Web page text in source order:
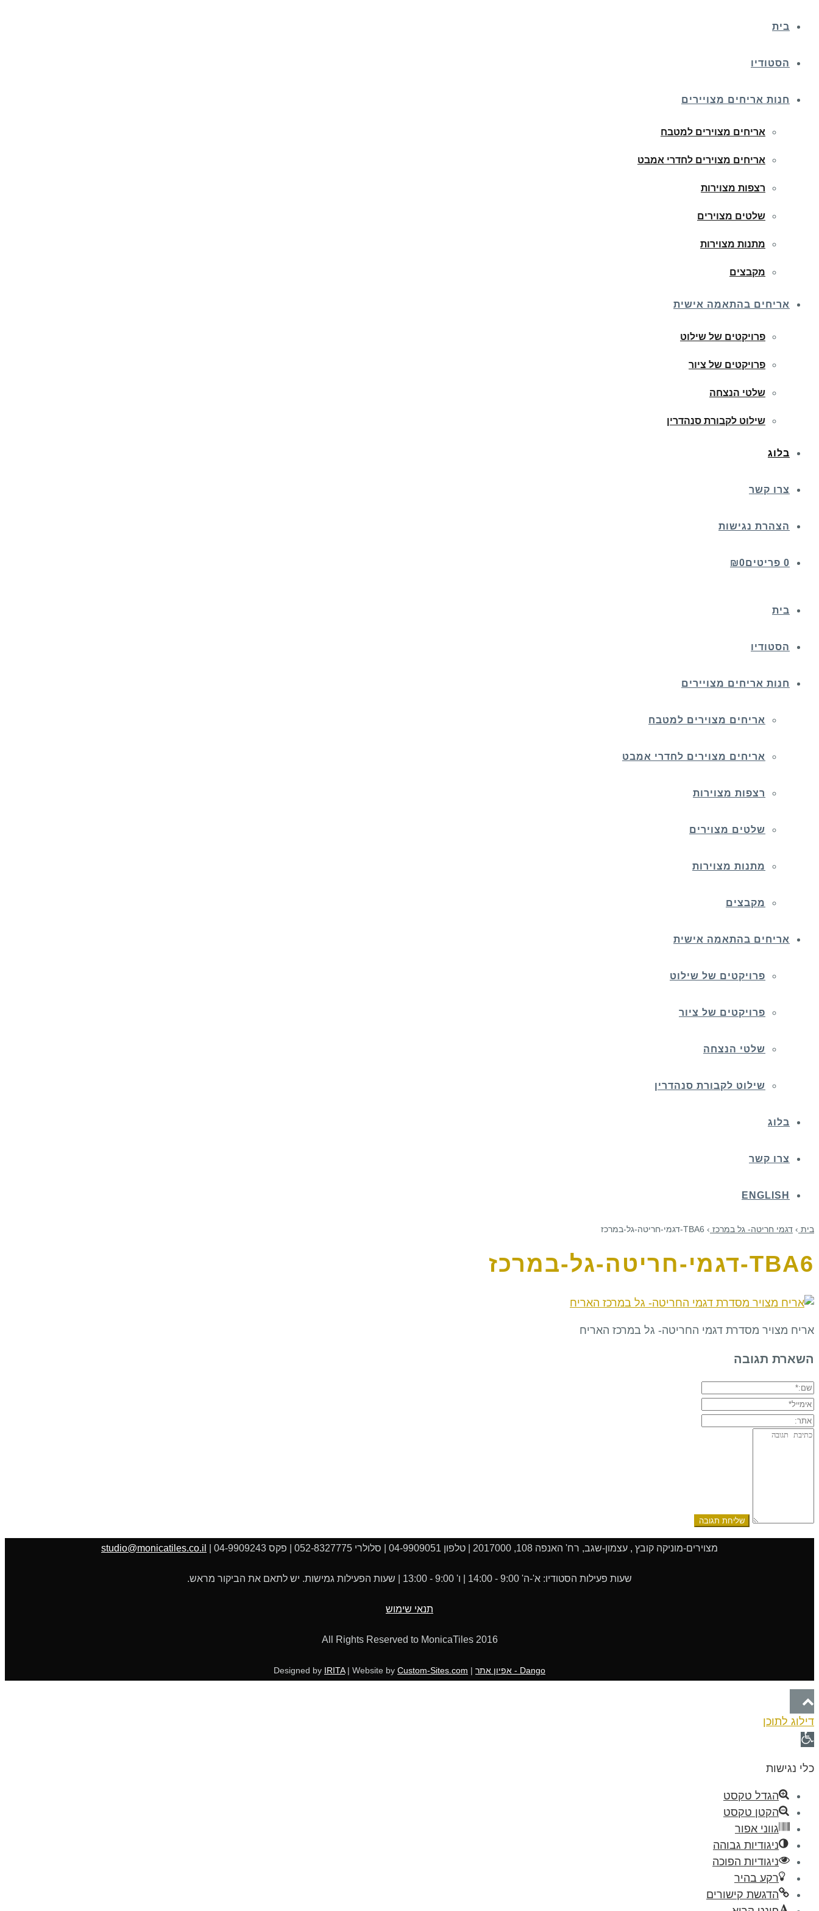
בית
הסטודיו
חנות אריחים מצויירים
אריחים מצוירים למטבח
אריחים מצוירים לחדרי אמבט
רצפות מצוירות
שלטים מצוירים
מתנות מצוירות
מקבצים
אריחים בהתאמה אישית
פרויקטים של שילוט
פרויקטים של ציור
שלטי הנצחה
שילוט לקבורת סנהדרין
בלוג
צרו קשר
הצהרת נגישות
0 פריטים ₪0
בית
הסטודיו
חנות אריחים מצויירים
אריחים מצוירים למטבח
אריחים מצוירים לחדרי אמבט
רצפות מצוירות
שלטים מצוירים
מתנות מצוירות
מקבצים
אריחים בהתאמה אישית
פרויקטים של שילוט
פרויקטים של ציור
שלטי הנצחה
שילוט לקבורת סנהדרין
בלוג
צרו קשר
ENGLISH
בית › דגמי חריטה- גל במרכז › TBA6-דגמי-חריטה-גל-במרכז
TBA6-דגמי-חריטה-גל-במרכז
אריח מצויר מסדרת דגמי החריטה- גל במרכז האריח
השארת תגובה
שם:*
אימייל*
אתר:
תגובה:
מצוירים-מוניקה קובץ , עצמון-שגב, רח' האנפה 108, 2017000 | טלפון 04-9909051 | סלולרי 052-8327775 | פקס 04-9909243 | studio@monicatiles.co.il
שעות פעילות הסטודיו: א'-ה' 9:00 - 14:00 | ו' 9:00 - 13:00 | שעות הפעילות גמישות. יש לתאם את הביקור מראש.
תנאי שימוש
All Rights Reserved to MonicaTiles 2016
Dango - אפיון אתר | Designed by
IRITA| Website by Custom-Sites.com
לראש
העמוד
דילוג לתוכן
פתח
כלי נגישות
הגדל טקסט
הקטן טקסט
גווני אפור
ניגודיות גבוהה
ניגודיות הפוכה
רקע בהיר
הדגשת קישורים